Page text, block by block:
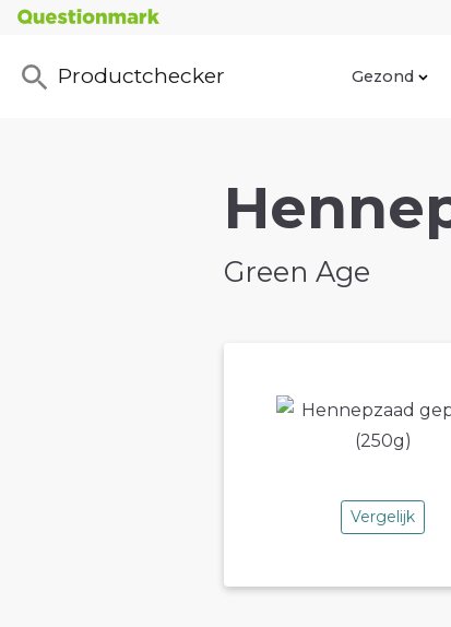
Productchecker Gezond
Green Age
Vergelijk